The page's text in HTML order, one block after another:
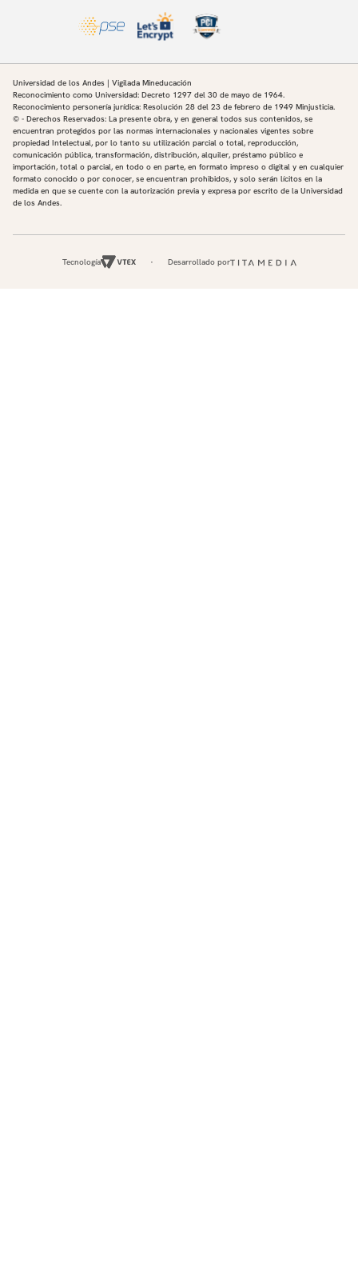
hacia el mercado latinoamericano, articulando
tableros de control de riesgos (compliance
dashboards) determinantes antes de rondas de
inversión Serie D con valuación unicornio. Es pionero
en el diseño de marcos de gobernanza ética y
regulatoria de Inteligencia Artificial (IA) bajo
estándares internacionales (como el AI Act europeo
y la norma ISO 42001), consolidándose como un
referente clave en la gestión legal ante la
incertidumbre tecnológica radical en Colombia y la
Universidad de los Andes | Vigilada Mineducación
Reconocimiento como Universidad: Decreto 1297 del 30 de mayo de 1964.
Reconocimiento personería jurídica: Resolución 28 del 23 de febrero de 1949 Minjusticia.
© - Derechos Reservados: La presente obra, y en general todos sus contenidos, se
encuentran protegidos por las normas internacionales y nacionales vigentes sobre
propiedad Intelectual, por lo tanto su utilización parcial o total, reproducción,
comunicación pública, transformación, distribución, alquiler, préstamo público e
importación, total o parcial, en todo o en parte, en formato impreso o digital y en cualquier
formato conocido o por conocer, se encuentran prohibidos, y solo serán lícitos en la
medida en que se cuente con la autorización previa y expresa por escrito de la Universidad
de los Andes.
Tecnología Desarrollado por